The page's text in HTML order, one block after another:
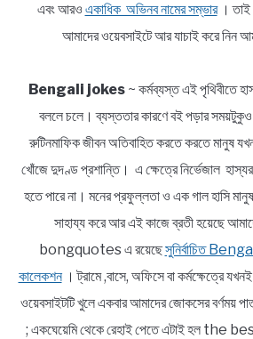
এবং আরও একাধিক অভিনব নামের সম্ভার। তাই
আমাদের ওয়েবসাইটে আর যাচাই করে নিন
Bengali jokes~ কর্মব্যস্ত এই পৃথিবীতে
বললে চলে। ব্যস্ততার কারণে বই পড়ার
রুটিনমাফিক জীবন অতিবাহিত করতে করতে মানুষ
খোঁজে দুদণ্ড প্রশান্তি। এ ক্ষেত্রে নির্ভেজাল
হতে পারে না। মনের প্রফুল্লতা ও এক গাল হাসি
সাহায্য করে আর এই কাজে ব্রতী হয়েছে
bongquotes এ রয়েছেসুনির্বাচিত
কালেকশন। ট্রামে ,বাসে, অফিসে বা কর্মক্ষেত্রে
ওয়েবসাইটটি খুলে একবার আমাদের জোকসের বর্ণময়
; একঘেয়েমি থেকে রেহাই পেতে এটাই হল